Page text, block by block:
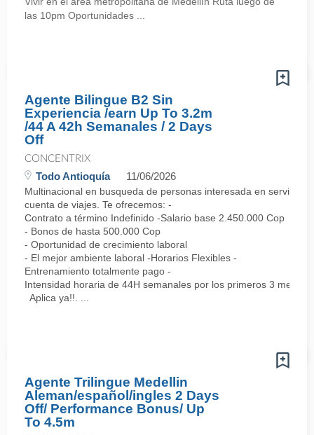
las 10pm Oportunidades ...
Agente Bilingue B2 Sin
Experiencia /earn Up To 3.2m
/44 A 42h Semanales / 2 Days
Off
CONCENTRIX
Todo Antioquía 11/06/2026
Multinacional en busqueda de personas interesada en servicio
cuenta de viajes. Te ofrecemos: -
Contrato a término Indefinido -Salario base 2.450.000 Cop
- Bonos de hasta 500.000 Cop
- Oportunidad de crecimiento laboral
- El mejor ambiente laboral -Horarios Flexibles -
Entrenamiento totalmente pago -
Intensidad horaria de 44H semanales por los primeros 3
Aplica ya!!. ...
Agente Trilingue Medellin
Aleman/español/ingles 2 Days
Off/ Performance Bonus/ Up
To 4.5m